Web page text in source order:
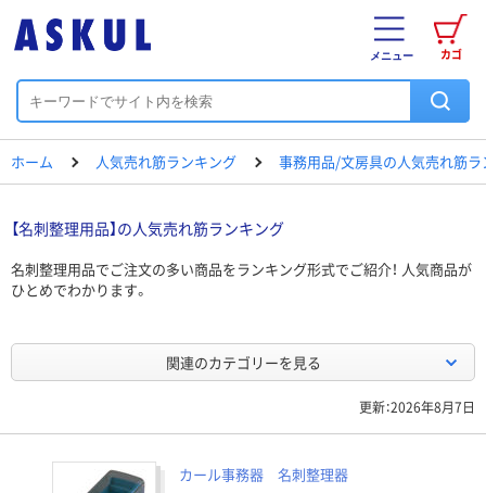
カゴ
メニュー
ホーム 人気売れ筋ランキング 事務用品/文房具の人気売れ筋ラ
【名刺整理用品】の人気売れ筋ランキング
名刺整理用品でご注文の多い商品をランキング形式でご紹介！ 人気商品が
ひとめでわかります。
関連のカテゴリーを見る
更新：2026年8月7日
カール事務器 名刺整理器